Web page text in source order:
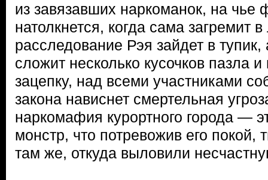
из завязавших наркоманок, на чье
натолкнется, когда сама загремит
расследование Рэя зайдет в
сложит несколько кусочков пазла и
зацепку, над всеми участниками
закона нависнет смертельная
наркомафия курортного города —
монстр, что потревожив его покой,
там же, откуда выловили